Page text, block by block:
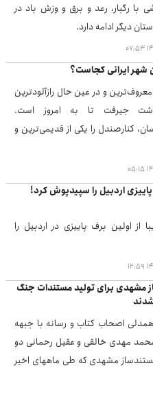
با رگبار، رعد و برق و وزش باد در
شهر ایرانی کجاست؟
و در عین حال رازآلودترین
جیرفت تا به امروز است.
کنارصندل را یکی از قدیمی‌ترین و
اردبیل را سپیدپوش کرد!
از اولین برف پاییزی در اردبیل را
مشهدی برای تولید مستندات جنگ
اصحاب کتاب و رسانه با جبهه
مهدی خالقی و عقیل رحمانی دو
مشهدی که طی ماههای اخیر